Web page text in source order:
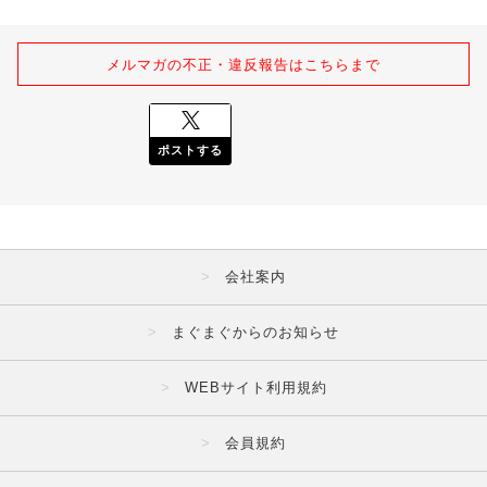
メルマガの不正・違反報告はこちらまで
ポストする
会社案内
まぐまぐからのお知らせ
WEBサイト利用規約
会員規約